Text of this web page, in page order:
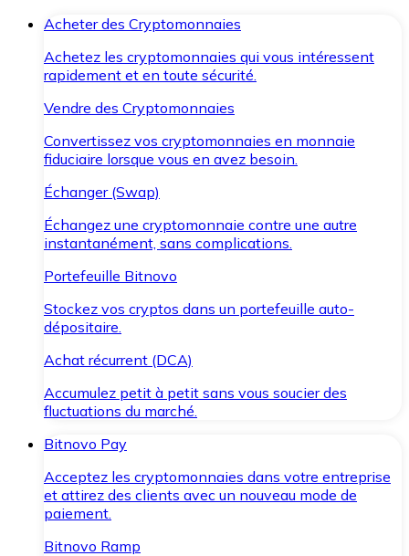
Acheter des Cryptomonnaies
Achetez les cryptomonnaies qui vous intéressent
rapidement et en toute sécurité.
Vendre des Cryptomonnaies
Convertissez vos cryptomonnaies en monnaie
fiduciaire lorsque vous en avez besoin.
Échanger (Swap)
Échangez une cryptomonnaie contre une autre
instantanément, sans complications.
Portefeuille Bitnovo
Stockez vos cryptos dans un portefeuille auto-
dépositaire.
Achat récurrent (DCA)
Accumulez petit à petit sans vous soucier des
fluctuations du marché.
Bitnovo Pay
Acceptez les cryptomonnaies dans votre entreprise
et attirez des clients avec un nouveau mode de
paiement.
Bitnovo Ramp